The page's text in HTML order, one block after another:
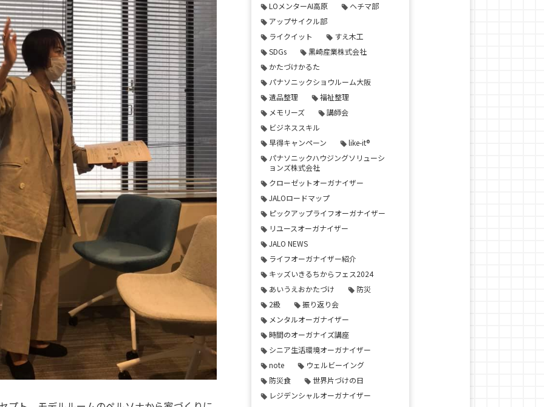
LOメンターAI高原
ヘチマ部
アップサイクル部
ライクイット
すえ木工
SDGs
黒崎産業株式会社
かたづけかるた
パナソニックショウルーム大阪
遺品整理
福祉整理
メモリーズ
講師会
ビジネススキル
早得キャンペーン
like-it®
パナソニックハウジングソリューシ
ョンズ株式会社
クローゼットオーガナイザー
JALOロードマップ
ピックアップライフオーガナイザー
リユースオーガナイザー
JALO NEWS
ライフオーガナイザー紹介
キッズいきるちからフェス2024
あいうえおかたづけ
防災
2級
振り返り会
メンタルオーガナイザー
時間のオーガナイズ講座
シニア生活環境オーガナイザー
note
ウェルビーイング
防災食
世界片づけの日
レジデンシャルオーガナイザー